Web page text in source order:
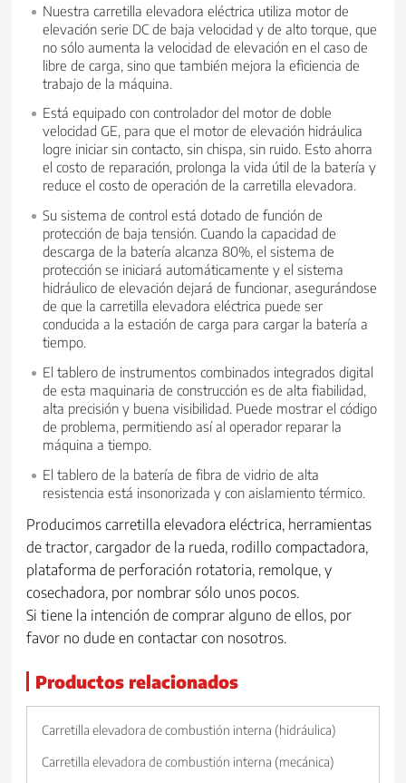
Nuestra carretilla elevadora eléctrica utiliza motor de
elevación serie DC de baja velocidad y de alto torque, que
no sólo aumenta la velocidad de elevación en el caso de
libre de carga, sino que también mejora la eficiencia de
trabajo de la máquina.
Está equipado con controlador del motor de doble
velocidad GE, para que el motor de elevación hidráulica
logre iniciar sin contacto, sin chispa, sin ruido. Esto ahorra
el costo de reparación, prolonga la vida útil de la batería y
reduce el costo de operación de la carretilla elevadora.
Su sistema de control está dotado de función de
protección de baja tensión. Cuando la capacidad de
descarga de la batería alcanza 80%, el sistema de
protección se iniciará automáticamente y el sistema
hidráulico de elevación dejará de funcionar, asegurándose
de que la carretilla elevadora eléctrica puede ser
conducida a la estación de carga para cargar la batería a
tiempo.
El tablero de instrumentos combinados integrados digital
de esta maquinaria de construcción es de alta fiabilidad,
alta precisión y buena visibilidad. Puede mostrar el código
de problema, permitiendo así al operador reparar la
máquina a tiempo.
El tablero de la batería de fibra de vidrio de alta
resistencia está insonorizada y con aislamiento térmico.
Producimos carretilla elevadora eléctrica, herramientas
de tractor, cargador de la rueda, rodillo compactadora,
plataforma de perforación rotatoria, remolque, y
cosechadora, por nombrar sólo unos pocos.
Si tiene la intención de comprar alguno de ellos, por
favor no dude en contactar con nosotros.
Productos relacionados
Carretilla elevadora de combustión interna (hidráulica)
Carretilla elevadora de combustión interna (mecánica)